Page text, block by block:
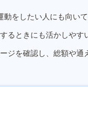
をしたい人にも向いて
るときにも活かしやす
ジを確認し、総額や通